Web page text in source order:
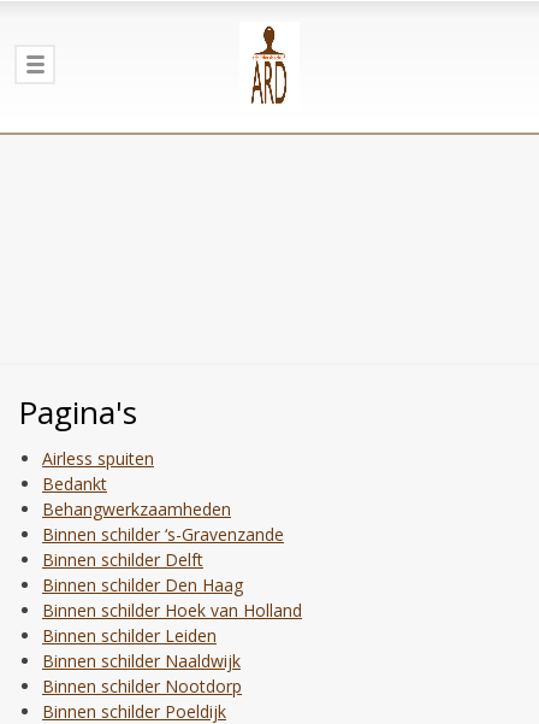
Pagina's
Airless spuiten
Bedankt
Behangwerkzaamheden
Binnen schilder ‘s-Gravenzande
Binnen schilder Delft
Binnen schilder Den Haag
Binnen schilder Hoek van Holland
Binnen schilder Leiden
Binnen schilder Naaldwijk
Binnen schilder Nootdorp
Binnen schilder Poeldijk